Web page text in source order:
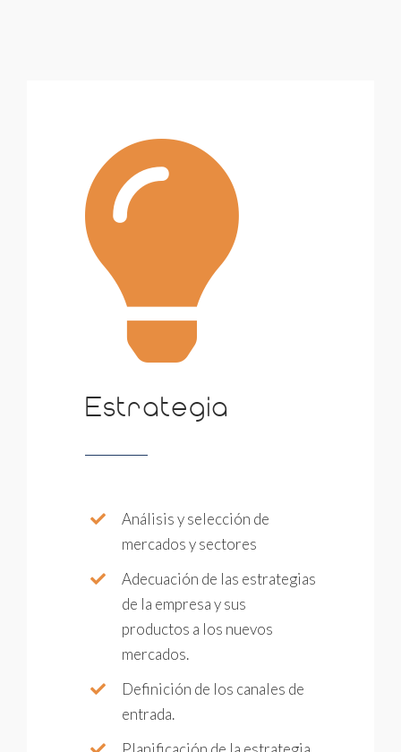
Estrategia
Análisis y selección de
mercados y sectores
Adecuación de las estrategias
de la empresa y sus
productos a los nuevos
mercados.
Definición de los canales de
entrada.